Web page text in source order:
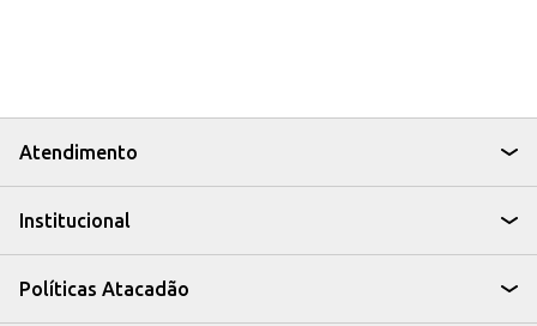
Atendimento
Institucional
Políticas Atacadão